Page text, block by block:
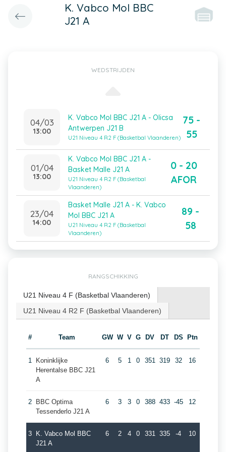
K. Vabco Mol BBC
J21 A
WEDSTRIJDEN
04/03
13:00
K. Vabco Mol BBC J21 A - Olicsa
Antwerpen J21 B
U21 Niveau 4 R2 F (Basketbal Vlaanderen)
75 -
55
01/04
13:00
K. Vabco Mol BBC J21 A -
Basket Malle J21 A
U21 Niveau 4 R2 F (Basketbal
Vlaanderen)
0 - 20
AFOR
23/04
14:00
Basket Malle J21 A - K. Vabco
Mol BBC J21 A
U21 Niveau 4 R2 F (Basketbal
Vlaanderen)
89 -
58
RANGSCHIKKING
U21 Niveau 4 F (Basketbal Vlaanderen)
U21 Niveau 4 R2 F (Basketbal Vlaanderen)
# Team GW W V G DV DT DS Ptn
1
Koninklijke
Herentalse BBC J21
A
6 5 1 0 351 319 32 16
2
BBC Optima
Tessenderlo J21 A
6 3 3 0 388 433 -45 12
3
K. Vabco Mol BBC
J21 A
6 2 4 0 331 335 -4 10